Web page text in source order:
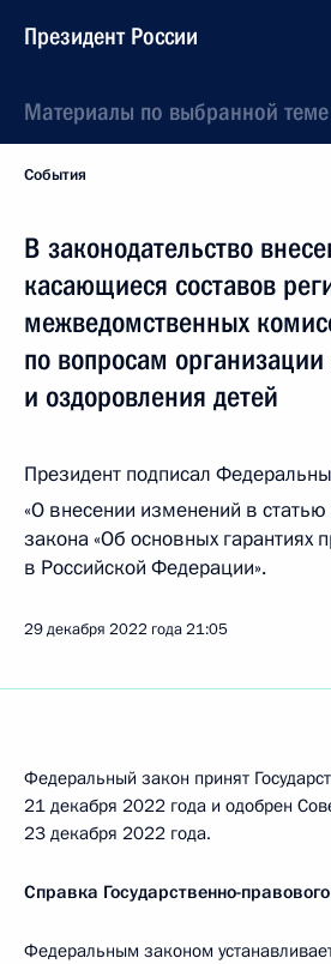
Президент России
Материалы по выбранной теме
События
В законодательство
касающиеся составов
межведомственных
по вопросам организации
и оздоровления детей
Президент подписал
«О внесении изменений в
закона «Об основных гарантиях
в Российской Федерации».
29 декабря 2022 года21:05
Федеральный закон принят
21 декабря 2022 года и одобрен
23 декабря 2022 года.
Справка Государственно-
Федеральным законом